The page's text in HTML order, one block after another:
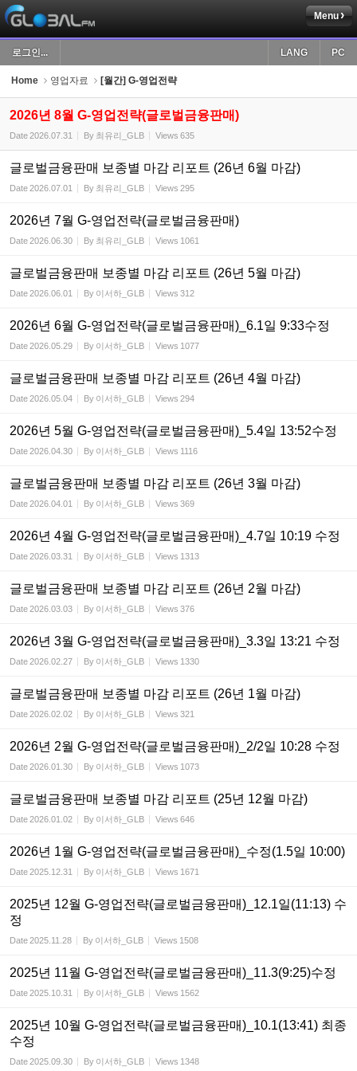
Menu
로그인... PC
LANG
Home 영업자료 [월간] G-영업전략
2026년 8월 G-영업전략(글로벌금융판매)
Date2026.07.31 By 최유리_GLB Views 635
글로벌금융판매 보종별 마감 리포트 (26년 6월 마감)
Date2026.07.01 By 최유리_GLB Views 295
2026년 7월 G-영업전략(글로벌금융판매)
Date2026.06.30 By 최유리_GLB Views 1061
글로벌금융판매 보종별 마감 리포트 (26년 5월 마감)
Date2026.06.01 By 이서하_GLB Views 312
2026년 6월 G-영업전략(글로벌금융판매)_6.1일 9:33수정
Date2026.05.29 By 이서하_GLB Views 1077
글로벌금융판매 보종별 마감 리포트 (26년 4월 마감)
Date2026.05.04 By 이서하_GLB Views 294
2026년 5월 G-영업전략(글로벌금융판매)_5.4일 13:52수정
Date2026.04.30 By 이서하_GLB Views 1116
글로벌금융판매 보종별 마감 리포트 (26년 3월 마감)
Date2026.04.01 By 이서하_GLB Views 369
2026년 4월 G-영업전략(글로벌금융판매)_4.7일 10:19 수정
Date2026.03.31 By 이서하_GLB Views 1313
글로벌금융판매 보종별 마감 리포트 (26년 2월 마감)
Date2026.03.03 By 이서하_GLB Views 376
2026년 3월 G-영업전략(글로벌금융판매)_3.3일 13:21 수정
Date2026.02.27 By 이서하_GLB Views 1330
글로벌금융판매 보종별 마감 리포트 (26년 1월 마감)
Date2026.02.02 By 이서하_GLB Views 321
2026년 2월 G-영업전략(글로벌금융판매)_2/2일 10:28 수정
Date2026.01.30 By 이서하_GLB Views 1073
글로벌금융판매 보종별 마감 리포트 (25년 12월 마감)
Date2026.01.02 By 이서하_GLB Views 646
2026년 1월 G-영업전략(글로벌금융판매)_수정(1.5일 10:00)
Date2025.12.31 By 이서하_GLB Views 1671
2025년 12월 G-영업전략(글로벌금융판매)_12.1일(11:13) 수
정
Date2025.11.28 By 이서하_GLB Views 1508
2025년 11월 G-영업전략(글로벌금융판매)_11.3(9:25)수정
Date2025.10.31 By 이서하_GLB Views 1562
2025년 10월 G-영업전략(글로벌금융판매)_10.1(13:41) 최종
수정
Date2025.09.30 By 이서하_GLB Views 1348
Sketchbook5, 스케치북5
Sketchbook5, 스케치북5